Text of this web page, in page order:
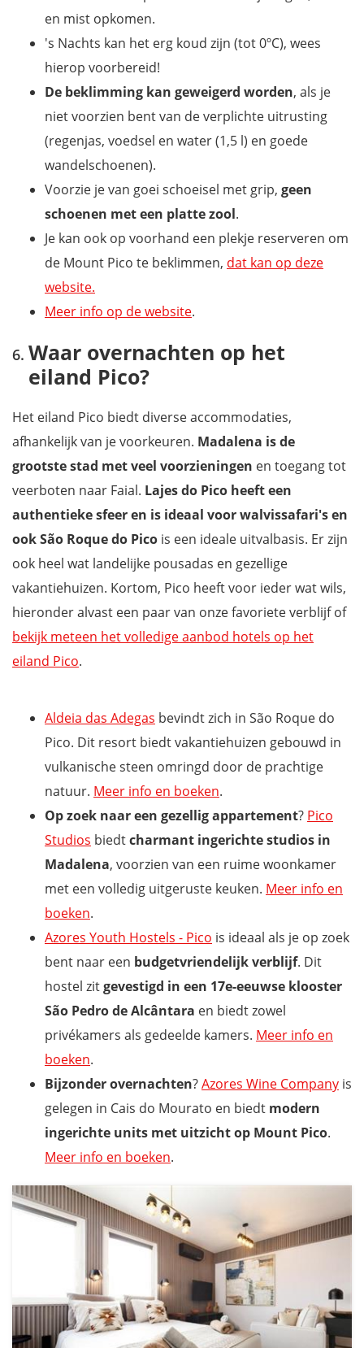
en mist opkomen.
's Nachts kan het erg koud zijn (tot 0ºC), wees
hierop voorbereid!
De beklimming kan geweigerd worden, als je
niet voorzien bent van de verplichte uitrusting
(regenjas, voedsel en water (1,5 l) en goede
wandelschoenen).
Voorzie je van goei schoeisel met grip, geen
schoenen met een platte zool.
Je kan ook op voorhand een plekje reserveren om
de Mount Pico te beklimmen, dat kan op deze
website.
Meer info op de website.
Waar overnachten op het
eiland Pico?
Het eiland Pico biedt diverse accommodaties,
afhankelijk van je voorkeuren. Madalena is de
grootste stad met veel voorzieningen en toegang tot
veerboten naar Faial. Lajes do Pico heeft een
authentieke sfeeren is ideaal voor walvissafari'sen
ookSão Roque do Pico is een ideale uitvalbasis. Er zijn
ook heel wat landelijke pousadas en gezellige
vakantiehuizen. Kortom, Pico heeft voor ieder wat wils,
hieronder alvast een paar van onze favoriete verblijf of
bekijk meteen het volledige aanbod hotels op het
eiland Pico.
Aldeia das Adegas bevindt zich in São Roque do
Pico. Dit resort biedt vakantiehuizen gebouwd in
vulkanische steen omringd door de prachtige
natuur. Meer info en boeken.
Op zoek naar een gezellig appartement? Pico
Studios biedtcharmant ingerichte studios in
Madalena, voorzien van een ruime woonkamer
met een volledig uitgeruste keuken. Meer info en
boeken.
Azores Youth Hostels - Pico is ideaal als je op zoek
bent naar een budgetvriendelijk verblijf. Dit
hostel zitgevestigd in een 17e-eeuwse klooster
São Pedro de Alcântara en biedt zowel
privékamers als gedeelde kamers. Meer info en
boeken.
Bijzonder overnachten?Azores Wine Company is
gelegen in Cais do Mourato en biedt modern
ingerichte units met uitzicht op Mount Pico.
Meer info en boeken.